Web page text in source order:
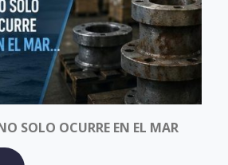
SOLO OCURRE EN EL MAR